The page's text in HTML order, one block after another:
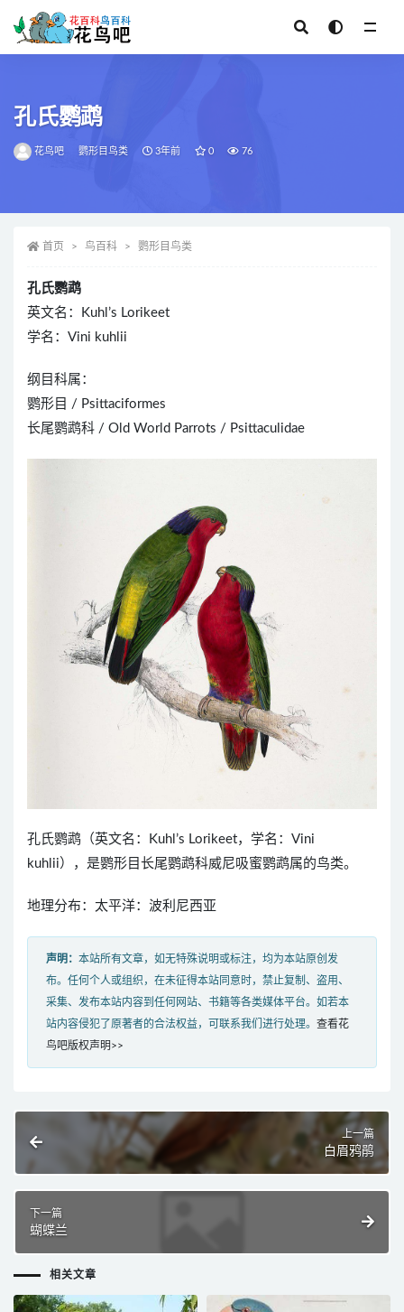
孔氏鹦鹉
花鸟吧 鹦形目鸟类 3年前 0 76
首页 鸟百科 鹦形目鸟类
孔氏鹦鹉
英文名：Kuhl’s Lorikeet
学名：Vini kuhlii
纲目科属：
鹦形目 / Psittaciformes
长尾鹦鹉科 / Old World Parrots / Psittaculidae
孔氏鹦鹉（英文名：Kuhl’s Lorikeet，学名：Vini
kuhlii），是鹦形目长尾鹦鹉科威尼吸蜜鹦鹉属的鸟类。
地理分布：太平洋：波利尼西亚
声明： 本站所有文章，如无特殊说明或标注，均为本站原创发
布。任何个人或组织，在未征得本站同意时，禁止复制、盗用、
采集、发布本站内容到任何网站、书籍等各类媒体平台。如若本
站内容侵犯了原著者的合法权益，可联系我们进行处理。 查看花
鸟吧版权声明>>
上一篇
白眉鸦鹃
下一篇
蝴蝶兰
相关文章